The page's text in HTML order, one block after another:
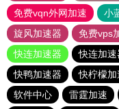
免费vqn外网加速
小
旋风加速器
免费vps
快连加速器
快连加速
快鸭加速器
快柠檬加
软件中心
雷霆加速